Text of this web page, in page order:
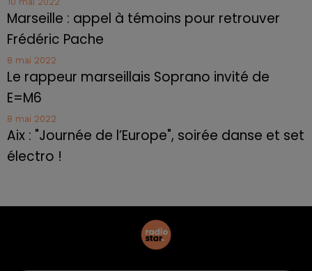
Marseille : appel à témoins pour retrouver
Frédéric Pache
8 mai 2022
Le rappeur marseillais Soprano invité de
E=M6
8 mai 2022
Aix : "Journée de l’Europe", soirée danse et set
électro !